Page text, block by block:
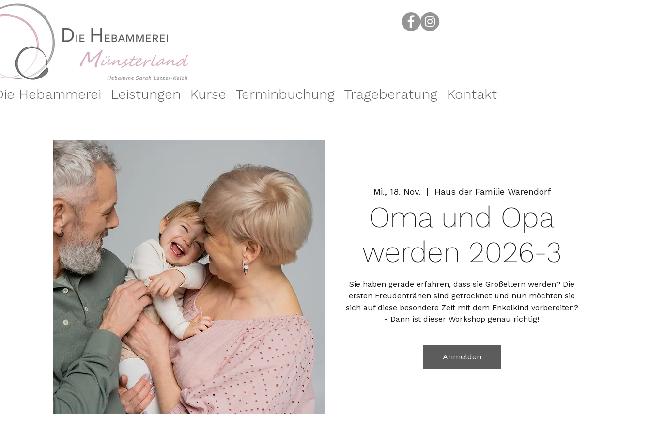
Hebammerei Leistungen Kurse Terminbuchung Trageberatung Kontakt
Mi., 18. Nov.
  |
Haus der Familie Warendorf
Oma und Opa
werden 2026-3
Sie haben gerade erfahren, dass sie Großeltern werden? Die
ersten Freudentränen sind getrocknet und nun möchten sie
sich auf diese besondere Zeit mit dem Enkelkind vorbereiten?
- Dann ist dieser Workshop genau richtig!
Anmelden